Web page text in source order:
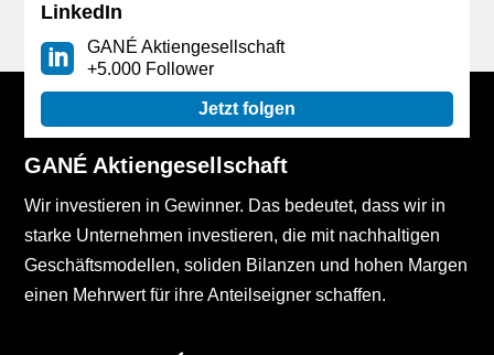
LinkedIn
GANÉ Aktiengesellschaft
+5.000 Follower
Jetzt folgen
GANÉ Aktiengesellschaft
Wir investieren in Gewinner. Das bedeutet, dass wir in
starke Unternehmen investieren, die mit nachhaltigen
Geschäftsmodellen, soliden Bilanzen und hohen Margen
einen Mehrwert für ihre Anteilseigner schaffen.